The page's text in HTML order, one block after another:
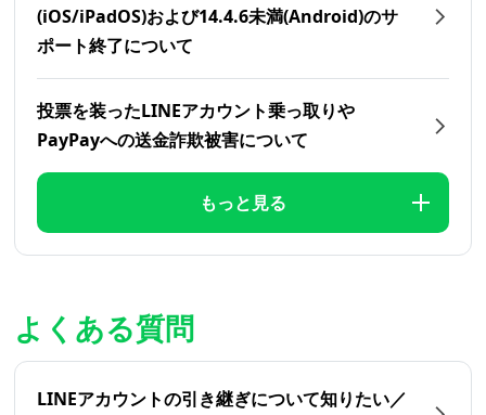
(iOS/iPadOS)および14.4.6未満(Android)のサ
ポート終了について
投票を装ったLINEアカウント乗っ取りや
PayPayへの送金詐欺被害について
もっと見る
よくある質問
LINEアカウントの引き継ぎについて知りたい／